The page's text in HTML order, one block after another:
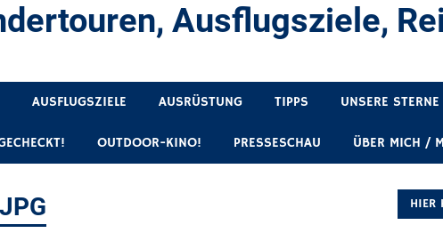
Ausflugsziele,
AUSFLUGSZIELE AUSRÜSTUNG TIPPS UNSERE STERNE
OUTDOOR-KINO! PRESSESCHAU ÜBER MICH /
HIER